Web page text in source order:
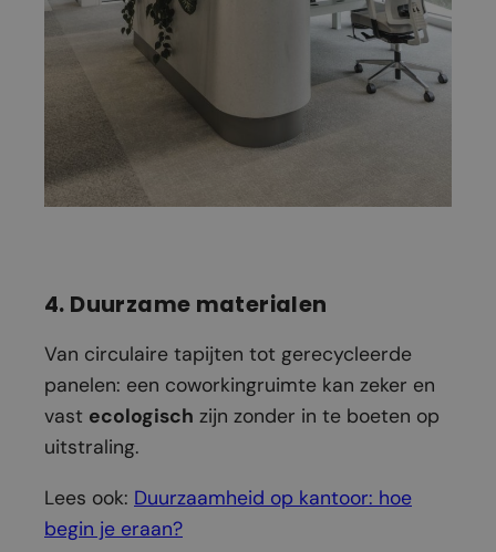
4. Duurzame materialen
Van circulaire tapijten tot gerecycleerde
panelen: een coworkingruimte kan zeker en
vast ecologisch zijn zonder in te boeten op
uitstraling.
Lees ook: Duurzaamheid op kantoor: hoe
begin je eraan?